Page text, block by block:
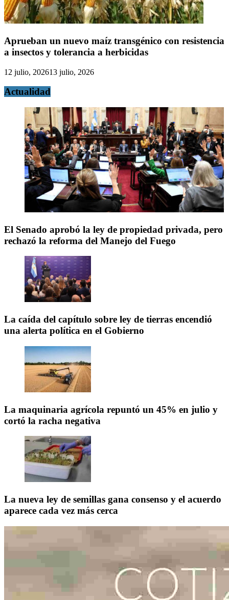
Aprueban un nuevo maíz transgénico con resistencia
a insectos y tolerancia a herbicidas
12 julio, 202613 julio, 2026
Actualidad
El Senado aprobó la ley de propiedad privada, pero
rechazó la reforma del Manejo del Fuego
La caída del capítulo sobre ley de tierras encendió
una alerta política en el Gobierno
La maquinaria agrícola repuntó un 45% en julio y
cortó la racha negativa
La nueva ley de semillas gana consenso y el acuerdo
aparece cada vez más cerca